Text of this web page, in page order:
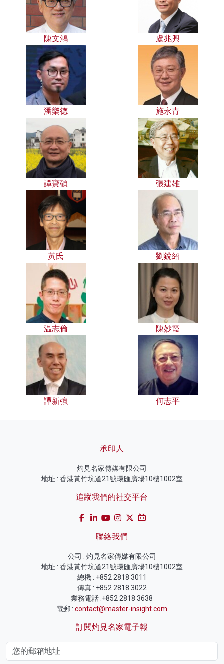
陳文鴻 盧兆興
潘樂德 施永青
譚寶碩 張建雄
黃氏 劉銳紹
温志倫 陳妙霞
譚新強 何志平
承印人
灼見名家傳媒有限公司
地址 : 香港黃竹坑道21號環匯廣場10樓1002室
追蹤我們的社交平台
聯絡我們
公司 : 灼見名家傳媒有限公司
地址 : 香港黃竹坑道21號環匯廣場10樓1002室
總機 : +852 2818 3011
傳真 : +852 2818 3022
業務電話 :+852 2818 3638
電郵 : contact@master-insight.com
訂閱灼見名家電子報